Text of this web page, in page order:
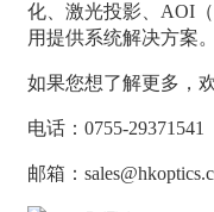
化、激光投影、AOI
用提供系统解决方案。
如果您想了解更多，
电话：0755-29371541
邮箱：